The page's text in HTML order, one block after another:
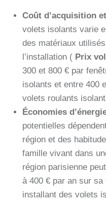
Coût d’acquisition
volets isolants varie
des matériaux
l’installation ( Prix
300 et 800 € par
isolants et entre 400
volets roulants
Économies
potentielles
région et des
famille vivant dans
région parisienne
à 400 € par an sur
installant des volets